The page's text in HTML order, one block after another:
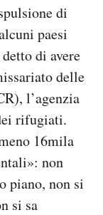
di
paesi
di avere
delle
l’agenzia
rifugiati.
16mila
non
piano, non si
si sa